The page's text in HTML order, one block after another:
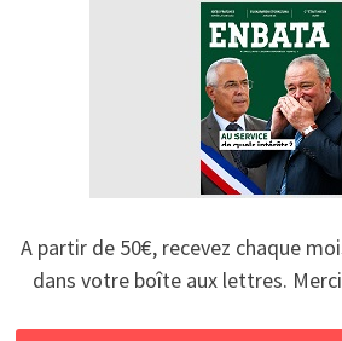
A partir de 50€, recevez chaque
dans votre boîte aux lettres.